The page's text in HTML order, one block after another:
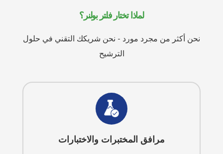
لماذا تختار فلتر بولنر؟
نحن أكثر من مجرد مورد - نحن شريكك التقني في حلول
الترشيح
مرافق المختبرات والاختبارات